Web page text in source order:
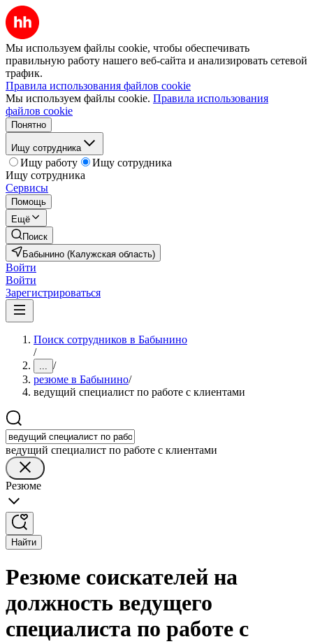
Мы используем файлы cookie, чтобы обеспечивать
правильную работу нашего веб-сайта и анализировать сетевой
трафик.
Правила использования файлов cookie
Мы используем файлы cookie. Правила использования
файлов cookie
Понятно
Ищу сотрудника
Ищу работу
Ищу сотрудника
Ищу сотрудника
Сервисы
Помощь
Ещё
Поиск
Бабынино (Калужская область)
Войти
Войти
Зарегистрироваться
Поиск сотрудников в Бабынино
/
... /
резюме в Бабынино/
ведущий специалист по работе с клиентами
ведущий специалист по работе с клиентами
Резюме
Найти
Резюме соискателей на
должность ведущего
специалиста по работе с